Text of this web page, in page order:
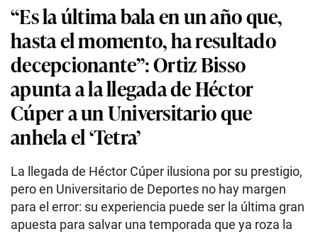
“Es la última bala en un año que,
hasta el momento, ha resultado
decepcionante”: Ortiz Bisso
apunta a la llegada de Héctor
Cúper a un Universitario que
anhela el ‘Tetra’
La llegada de Héctor Cúper ilusiona por su prestigio,
pero en Universitario de Deportes no hay margen
para el error: su experiencia puede ser la última gran
apuesta para salvar una temporada que ya roza la